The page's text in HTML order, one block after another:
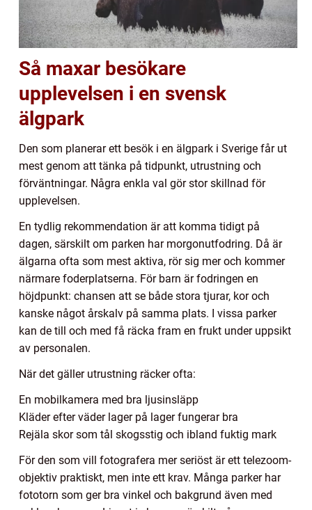
Så maxar besökare
upplevelsen i en svensk
älgpark
Den som planerar ett besök i en älgpark i Sverige får ut
mest genom att tänka på tidpunkt, utrustning och
förväntningar. Några enkla val gör stor skillnad för
upplevelsen.
En tydlig rekommendation är att komma tidigt på
dagen, särskilt om parken har morgonutfodring. Då är
älgarna ofta som mest aktiva, rör sig mer och kommer
närmare foderplatserna. För barn är fodringen en
höjdpunkt: chansen att se både stora tjurar, kor och
kanske något årskalv på samma plats. I vissa parker
kan de till och med få räcka fram en frukt under uppsikt
av personalen.
När det gäller utrustning räcker ofta:
En mobilkamera med bra ljusinsläpp
Kläder efter väder lager på lager fungerar bra
Rejäla skor som tål skogsstig och ibland fuktig mark
För den som vill fotografera mer seriöst är ett telezoom-
objektiv praktiskt, men inte ett krav. Många parker har
fototorn som ger bra vinkel och bakgrund även med